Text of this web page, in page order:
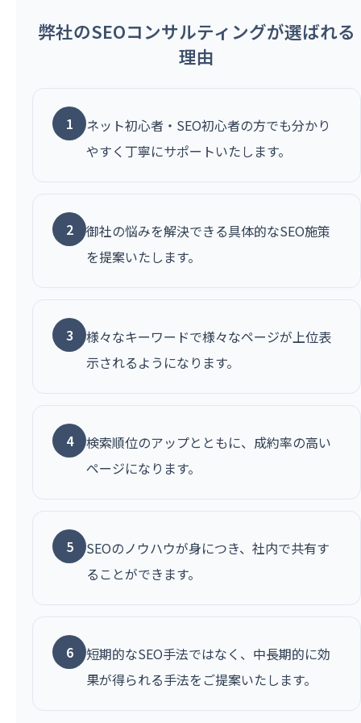
弊社のSEOコンサルティングが選ばれる
理由
1
ネット初心者・SEO初心者の方でも分かり
やすく丁寧にサポートいたします。
2
御社の悩みを解決できる具体的なSEO施策
を提案いたします。
3
様々なキーワードで様々なページが上位表
示されるようになります。
4
検索順位のアップとともに、成約率の高い
ページになります。
5
SEOのノウハウが身につき、社内で共有す
ることができます。
6
短期的なSEO手法ではなく、中長期的に効
果が得られる手法をご提案いたします。